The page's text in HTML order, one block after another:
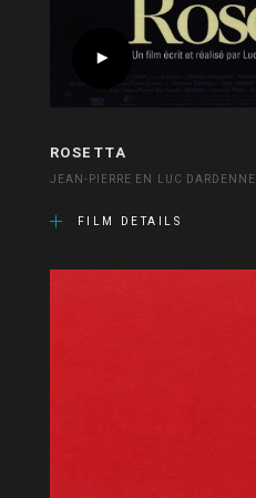
ROSETTA
JEAN-PIERRE EN LUC DARDENNE
FILM DETAILS